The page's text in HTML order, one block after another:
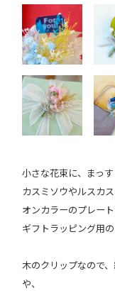
小さな花束に、まっ
カスミソウやルスカ
オンカラーのプレート
ギフトラッピング用
木のクリップなので
や、